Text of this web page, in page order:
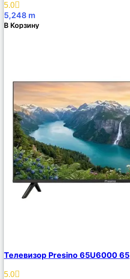
5.0
5,248 m
В Корзину
Описание
Избранное
Телевизор Presino 65U6000 65
5.0